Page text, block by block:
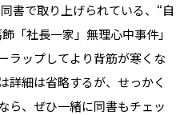
書で取り上げられている、“自
「社長一家」無理心中事件」
ラップしてより背筋が寒くな
詳細は省略するが、せっかく
ら、ぜひ一緒に同書もチェッ